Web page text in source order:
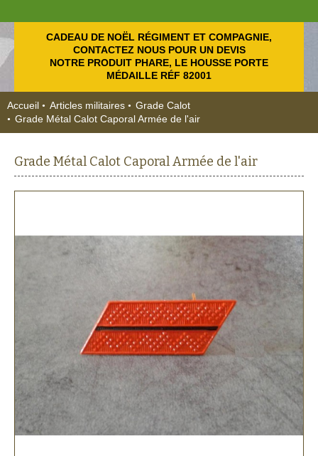
CADEAU DE NOËL RÉGIMENT ET COMPAGNIE,
CONTACTEZ NOUS POUR UN DEVIS
NOTRE PRODUIT PHARE, LE HOUSSE PORTE
MÉDAILLE RÉF 82001
Accueil Articles militaires
Grade Calot
Grade Métal Calot Caporal Armée de l'air
Grade Métal Calot Caporal Armée de l'air